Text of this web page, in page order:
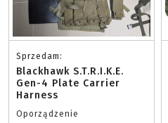
Sprzedam:
Blackhawk S.T.R.I.K.E.
Gen-4 Plate Carrier
Harness
Oporządzenie